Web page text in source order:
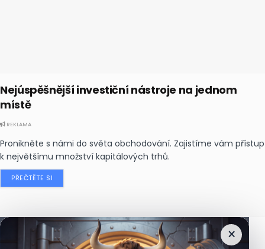
Nejúspěšnější investiční nástroje na jednom
místě
REKLAMA
Pronikněte s námi do světa obchodování. Zajistíme vám přístup
k největšímu množství kapitálových trhů.
PŘEČTĚTE SI
×
Nejčtenějšízprávy